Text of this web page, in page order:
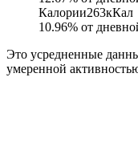
Калории263кКал
10.96% от
Это усредненные
умеренной